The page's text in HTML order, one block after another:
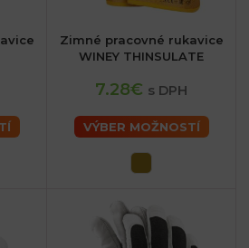
Zimné pracovné rukavice
WINEY THINSULATE
7.28€ s DPH
VÝBER MOŽNOSTÍ